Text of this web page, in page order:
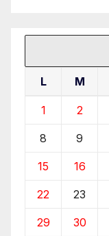
L M
1 2
8 9
15 16
22 23
29 30